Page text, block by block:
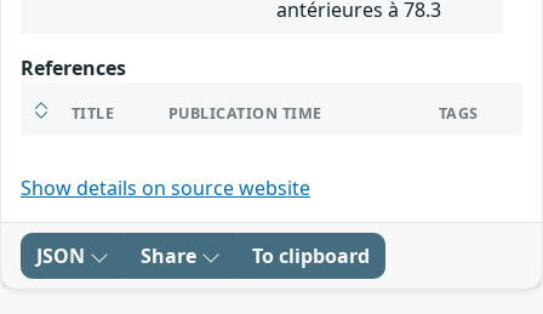
antérieures à 78.3
References
TITLE PUBLICATION TIME TAGS
Show details on source website
JSON Share To clipboard